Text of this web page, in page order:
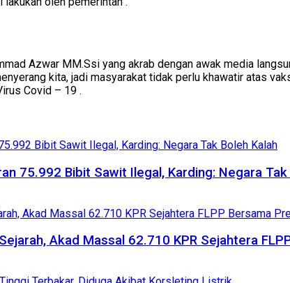
Azwar MM.Ssi yang akrab dengan awak media
kita, jadi masyarakat tidak perlu khawatir atas
Covid – 19 .
75.992 Bibit Sawit Ilegal, Karding: Negara Tak
Akad Massal 62.710 KPR Sejahtera